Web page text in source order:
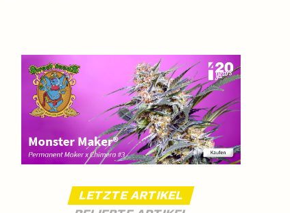
LETZTE ARTIKEL